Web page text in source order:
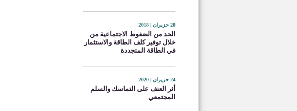
28 حزيران | 2018
الحد من الضغوط الاجتماعية من
خلال توفير كلف الطاقة والاستثمار
في الطاقة المتجددة
24 حزيران | 2020
أثر العنف على التماسك والسلم
المجتمعي